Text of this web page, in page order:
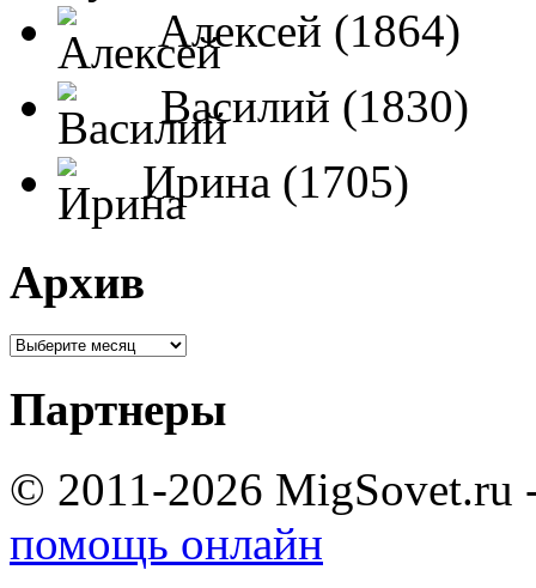
Алексей (1864)
Василий (1830)
Ирина (1705)
Архив
Партнеры
© 2011-2026 MigSovet.ru
помощь онлайн